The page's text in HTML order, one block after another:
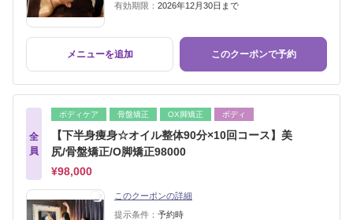
有効期限： 2026年12月30日まで
メニューを追加 このクーポンで予約
全
員
ボディケア 骨盤矯正 OX脚矯正 ボディ
【下半身痩身☆オイル整体90分×10回コース】美
尻/骨盤矯正/O脚矯正98000
¥98,000
このクーポンの詳細
提示条件： 予約時